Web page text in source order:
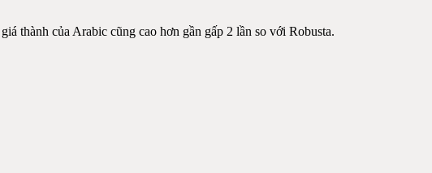
thành của Arabic cũng cao hơn gần gấp 2 lần so với Robusta.